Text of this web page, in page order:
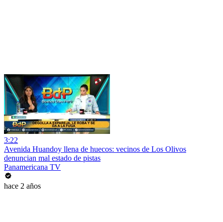
3:22
Avenida Huandoy llena de huecos: vecinos de Los Olivos
denuncian mal estado de pistas
Panamericana TV
hace 2 años